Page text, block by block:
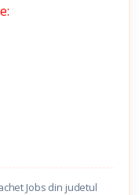
Jobs din judetul